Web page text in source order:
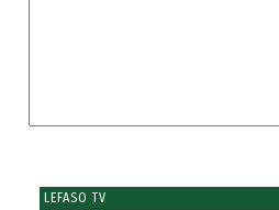
LEFASO TV